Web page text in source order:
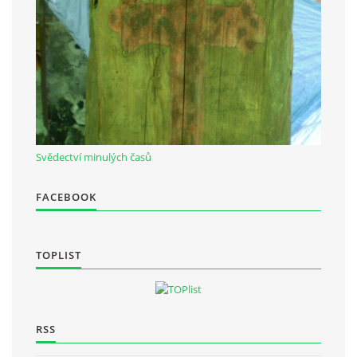
Občanská vzdělávací jednota "Komenský" v Choceradech z.s.
Chocerady 4
257 24 Chocerady
IČ: 498 28 614
Kontaktní osoba:
Svědectví minulých časů
FACEBOOK
TOPLIST
RSS